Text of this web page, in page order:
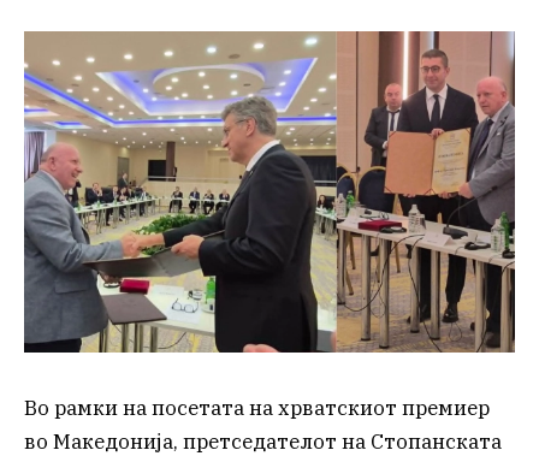
Во рамки на посетата на хрватскиот премиер
во Македонија, претседателот на Стопанската